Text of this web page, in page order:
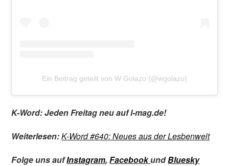
Ein Beitrag geteilt von W Golazo (@wgolazo)
K-Word: Jeden Freitag neu auf l-mag.de!
Weiterlesen:K-Word #640: Neues aus der Lesbenwelt
Folge uns aufInstagram,FacebookundBluesky